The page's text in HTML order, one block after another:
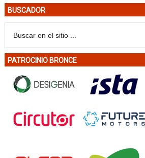
BUSCADOR
PATROCINIO BRONCE